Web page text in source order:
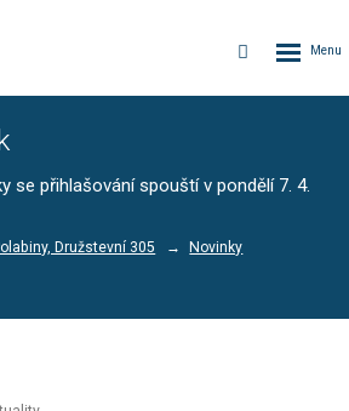
Vyhledávání
se přihlašování spouští v pondělí 7. 4.
Družstevní 305
Novinky